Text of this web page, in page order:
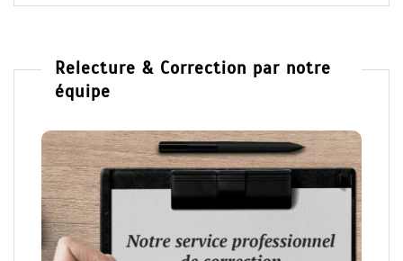
Relecture & Correction par notre
équipe